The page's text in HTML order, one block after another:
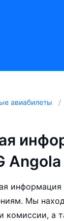
авиабилеты
Angola
информация
Мы
комиссии, а